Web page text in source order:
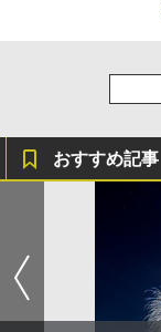
おすすめ記事